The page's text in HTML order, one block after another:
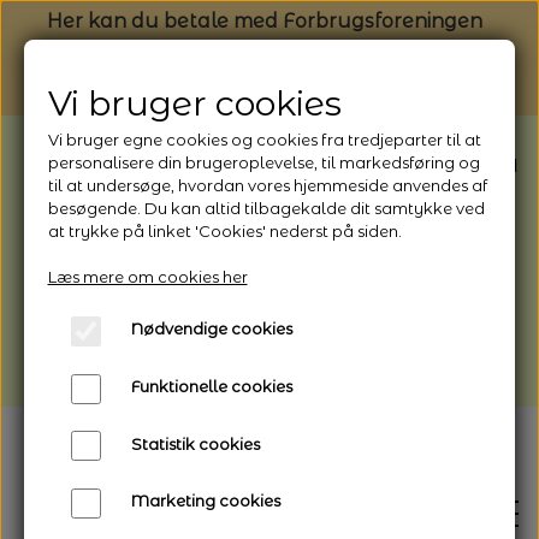
Her kan du betale med Forbrugsforeningen
BEMÆRK: Butikken har ferielukket* fra
1/8 - 9/8 - 2026
*Webshoppen er åben og sender hele
afhentning
Vi gør opmærksom på, at der kan være lidt
længere leveringstid
Vi bruger cookies
Vi bruger egne cookies og cookies fra tredjeparter til at
personalisere din brugeroplevelse, til markedsføring og
til at undersøge, hvordan vores hjemmeside anvendes af
besøgende. Du kan altid tilbagekalde dit samtykke ved
at trykke på linket 'Cookies' nederst på siden.
Læs mere om cookies her
Nødvendige cookies
Funktionelle cookies
Statistik cookies
Marketing cookies